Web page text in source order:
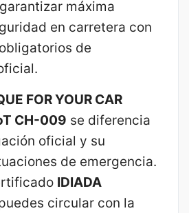
máxima
en carretera con
de
FOR YOUR CAR
CH-009 se diferencia
oficial y su
de emergencia.
IDIADA
circular con la